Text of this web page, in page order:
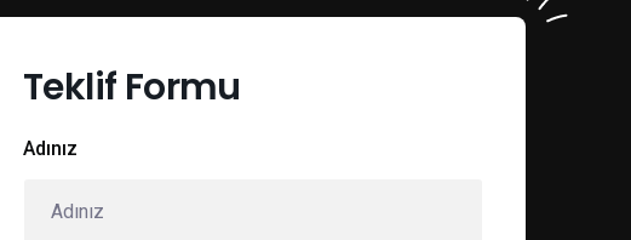
Teklif Formu
Adınız